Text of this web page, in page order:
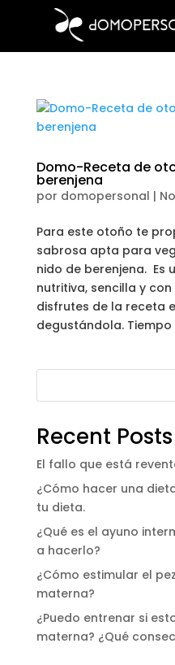
Domo-Receta de
berenjena
por domopersonal |
Para este otoño te
sabrosa apta para
nido de berenjena. Es
nutritiva, sencilla y
disfrutes de la receta
degustándola.
Recent Posts
El fallo que está
¿Cómo hacer una
tu dieta.
¿Qué es el ayuno
a hacerlo?
¿Cómo estimular el
materna?
¿Puedo entrenar si
materna? ¿Qué